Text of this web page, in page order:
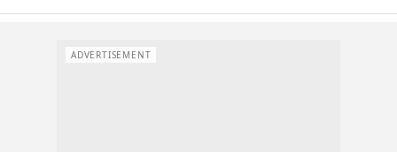
ADVERTISEMENT